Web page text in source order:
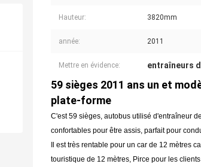
Hauteur: 3820mm
année: 2011
Mettre en évidence: entraîneurs
59 sièges 2011 ans un et
plate-forme
C'est 59 sièges, autobus utilisé d'entraîneur
confortables pour être assis, parfait pour
Il est très rentable pour un car de 12 mètres
touristique de 12 mètres, Pirce pour les